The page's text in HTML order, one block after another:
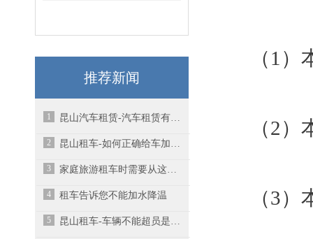
推荐新闻
1 昆山汽车租赁-汽车租赁有哪些实用的小技巧？
2 昆山租车-如何正确给车加油？
3 家庭旅游租车时需要从这些细节方面考虑
4 租车告诉您不能加水降温
5 昆山租车-车辆不能超员是什么原因？
（1
（2
（3